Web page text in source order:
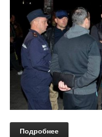
Подробнее